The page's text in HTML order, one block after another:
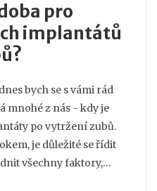
pro
implantátů
bych se s vámi rád
mnohé z nás - kdy je
po vytržení zubů.
je důležité se řídit
všechny faktory,